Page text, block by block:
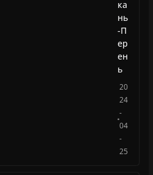
ка
нь
-П
ер
ен
ь
20
24
-
04
-
25